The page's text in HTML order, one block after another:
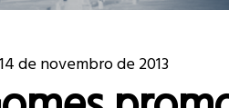
de novembro de 2013